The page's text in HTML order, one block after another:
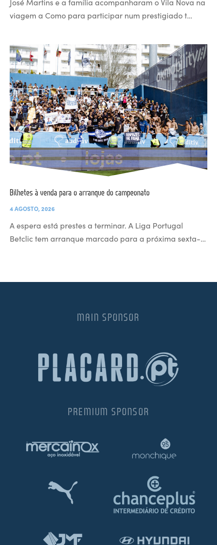
viagem a Como para participar num prestigiado t…
Bilhetes à venda para o arranque do campeonato
4 AGOSTO, 2026
A espera está prestes a terminar. A Liga Portugal
Betclic tem arranque marcado para a próxima sexta-…
MAIN SPONSOR
PREMIUM SPONSOR